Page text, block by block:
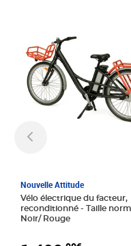
Nouvelle Attitude
Vélo électrique du facteur,
reconditionné - Taille normale -
Noir/ Rouge